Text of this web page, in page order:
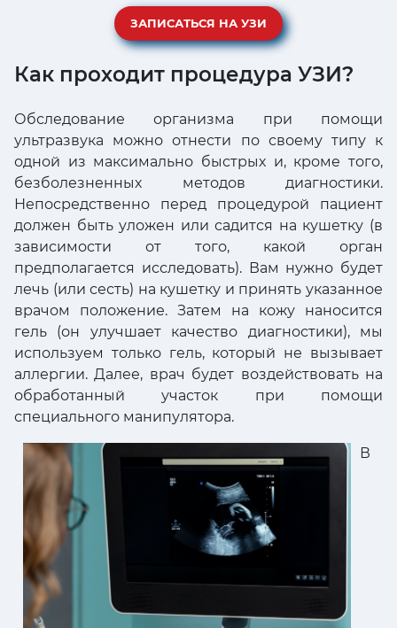
ЗАПИСАТЬСЯ НА УЗИ
Как проходит процедура УЗИ?
Обследование организма при помощи
ультразвука можно отнести по своему типу к
одной из максимально быстрых и, кроме того,
безболезненных методов диагностики.
Непосредственно перед процедурой пациент
должен быть уложен или садится на кушетку (в
зависимости от того, какой орган
предполагается исследовать). Вам нужно будет
лечь (или сесть) на кушетку и принять указанное
врачом положение. Затем на кожу наносится
гель (он улучшает качество диагностики), мы
используем только гель, который не вызывает
аллергии. Далее, врач будет воздействовать на
обработанный участок при помощи
специального манипулятора.
В